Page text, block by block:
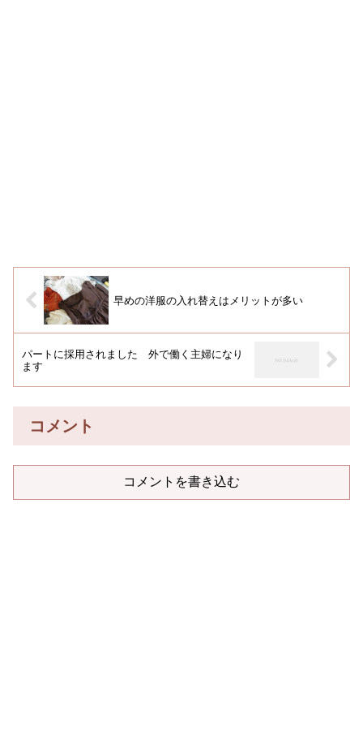
早めの洋服の入れ替えはメリットが多い
パートに採用されました 外で働く主婦になり
ます
コメント
コメントを書き込む